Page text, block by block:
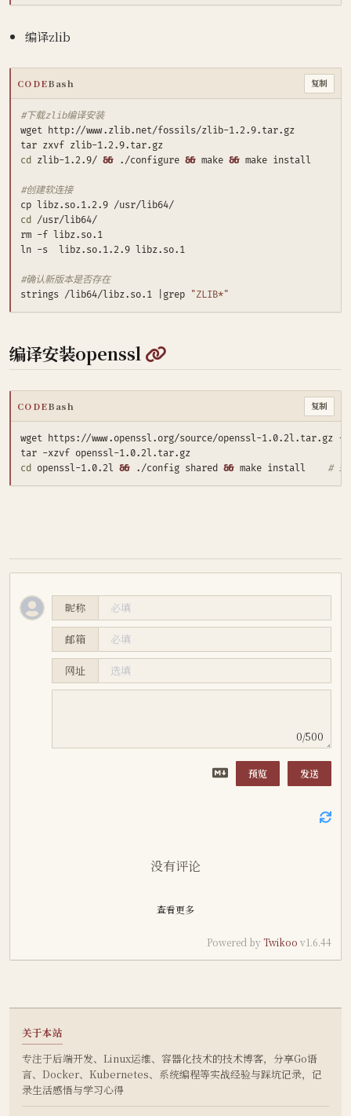
编译zlib
CODEBash 复制
#下载zlib编译安装
cd zlib-1.2.9/ && ./configure && make &&
#创建软连接
cd
#确认新版本是否存在
strings /lib64/libz.so.1
grep "ZLIB*"
编译安装openssl @
CODEBash 复制
cd openssl-1.0.2l && ./config shared && make install #
昵称
邮箱
网址
0/500
预览 发送
没有评论
查看更多
Powered byTwikoo v1.6.44
关于本站
专注于后端开发、Linux运维、容器化技术的技术博客，分享Go语
言、Docker、Kubernetes、系统编程等实战经验与踩坑记录，记
录生活感悟与学习心得